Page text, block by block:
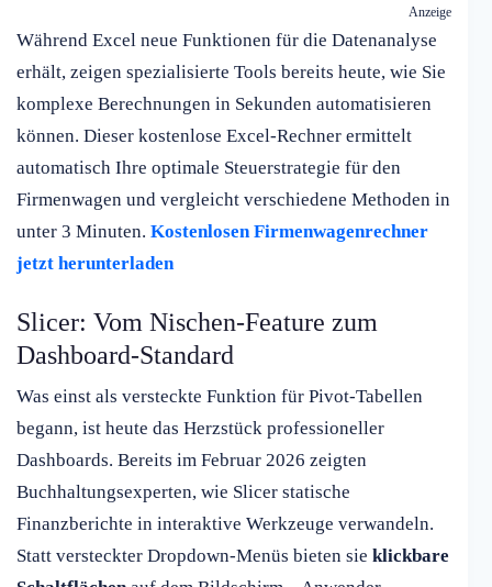
Anzeige
Während Excel neue Funktionen für die Datenanalyse
erhält, zeigen spezialisierte Tools bereits heute, wie Sie
komplexe Berechnungen in Sekunden automatisieren
können. Dieser kostenlose Excel-Rechner ermittelt
automatisch Ihre optimale Steuerstrategie für den
Firmenwagen und vergleicht verschiedene Methoden in
unter 3 Minuten. Kostenlosen Firmenwagenrechner
jetzt herunterladen
Slicer: Vom Nischen-Feature zum
Dashboard-Standard
Was einst als versteckte Funktion für Pivot-Tabellen
begann, ist heute das Herzstück professioneller
Dashboards. Bereits im Februar 2026 zeigten
Buchhaltungsexperten, wie Slicer statische
Finanzberichte in interaktive Werkzeuge verwandeln.
Statt versteckter Dropdown-Menüs bieten sie klickbare